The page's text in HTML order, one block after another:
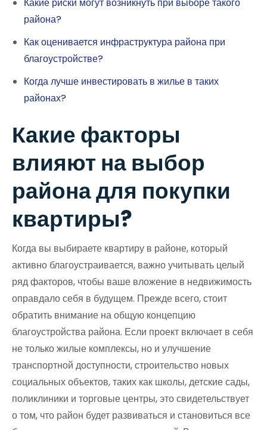
района?
Как оценивается инфраструктура района при
благоустройстве?
Когда лучше инвестировать в жилье в таких
районах?
Какие факторы
влияют на выбор
района для покупки
квартиры?
Когда вы выбираете квартиру в районе, который
активно благоустраивается, важно учитывать целый
ряд факторов, чтобы ваше вложение в недвижимость
оправдало себя в будущем. Прежде всего, стоит
обратить внимание на общую концепцию
благоустройства района. Если проект включает в себя
не только жилые комплексы, но и улучшение
транспортной доступности, строительство новых
социальных объектов, таких как школы, детские сады,
поликлиники и торговые центры, это свидетельствует
о том, что район будет развиваться и становиться все